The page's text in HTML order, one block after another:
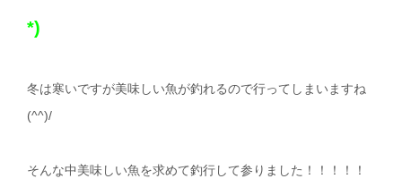
*)
冬は寒いですが美味しい魚が釣れるので行ってしまいますね
(^^)/
そんな中美味しい魚を求めて釣行して参りました！！！！！